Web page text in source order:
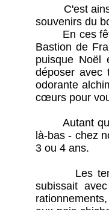
C'est ainsi
souvenirs du
En ces fêtes
Bastion de
puisque Noël
déposer avec
odorante
cœurs pour
Autant qu'il
là-bas - chez
3 ou 4 ans.
Les temps
subissait